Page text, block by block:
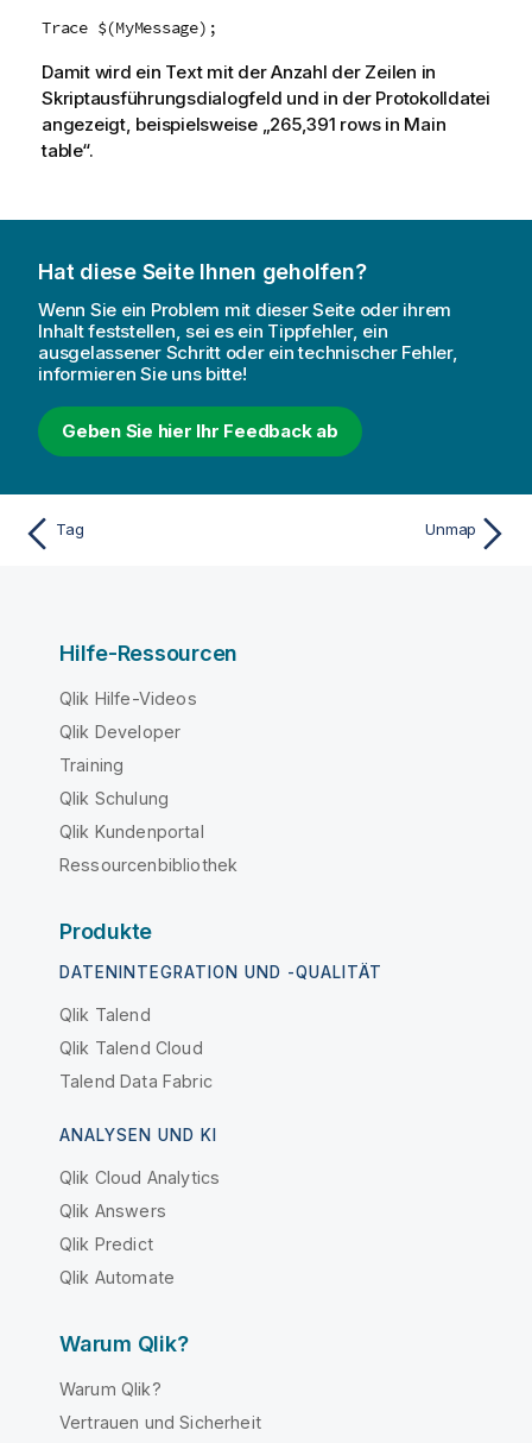
Trace $(MyMessage);
Damit wird ein Text mit der Anzahl der Zeilen in
Skriptausführungsdialogfeld und in der Protokolldatei
angezeigt, beispielsweise „265,391 rows in Main
table“.
Hat diese Seite Ihnen geholfen?
Wenn Sie ein Problem mit dieser Seite oder ihrem
Inhalt feststellen, sei es ein Tippfehler, ein
ausgelassener Schritt oder ein technischer Fehler,
informieren Sie uns bitte!
Geben Sie hier Ihr Feedback ab
Tag Unmap
Hilfe-Ressourcen
Qlik Hilfe-Videos
Qlik Developer
Training
Qlik Schulung
Qlik Kundenportal
Ressourcenbibliothek
Produkte
DATENINTEGRATION UND -QUALITÄT
Qlik Talend
Qlik Talend Cloud
Talend Data Fabric
ANALYSEN UND KI
Qlik Cloud Analytics
Qlik Answers
Qlik Predict
Qlik Automate
Warum Qlik?
Warum Qlik?
Vertrauen und Sicherheit